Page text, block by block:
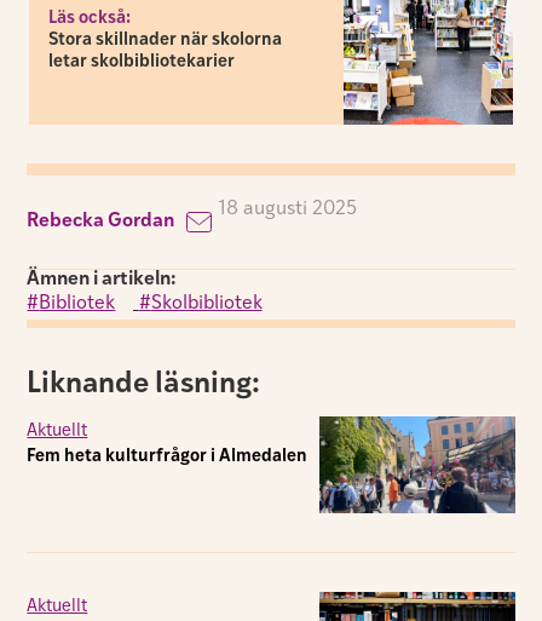
Läs också:
Stora skillnader när skolorna
letar skolbibliotekarier
Rebecka Gordan
18 augusti 2025
Ämnen i artikeln:
Bibliotek
Skolbibliotek
Liknande läsning:
Aktuellt
Fem heta kulturfrågor i Almedalen
Aktuellt